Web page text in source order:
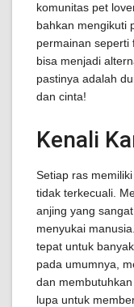
komunitas pet
bahkan mengikuti
permainan seperti
bisa menjadi
pastinya adalah
dan cinta!
Kenali
Setiap ras
tidak terkecuali.
anjing yang
menyukai
tepat untuk
pada umumnya,
dan
lupa untuk